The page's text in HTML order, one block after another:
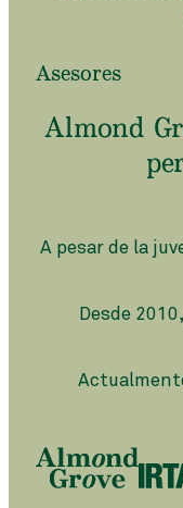
Asesores
Almond
A pesar de la
Desde